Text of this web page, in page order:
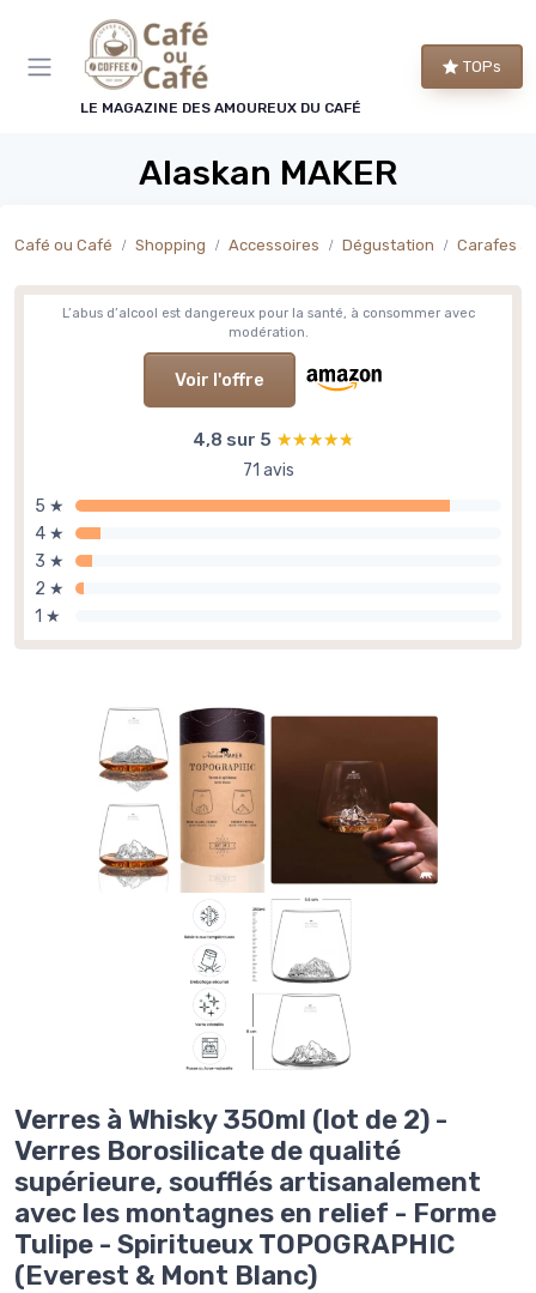
LE MAGAZINE DES AMOUREUX DU CAFÉ
TOPs
Alaskan MAKER
Café ou Café Shopping Accessoires Dégustation Carafes à
L’abus d’alcool est dangereux pour la santé, à consommer avec
modération.
Voir l'offre
4,8 sur 5 ★★★★★
★★★★★
71 avis
5 ★
4 ★
3 ★
2 ★
1 ★
Verres à Whisky 350ml (lot de 2) -
Verres Borosilicate de qualité
supérieure, soufflés artisanalement
avec les montagnes en relief - Forme
Tulipe - Spiritueux TOPOGRAPHIC
(Everest & Mont Blanc)
Panneau de gestion des cookies